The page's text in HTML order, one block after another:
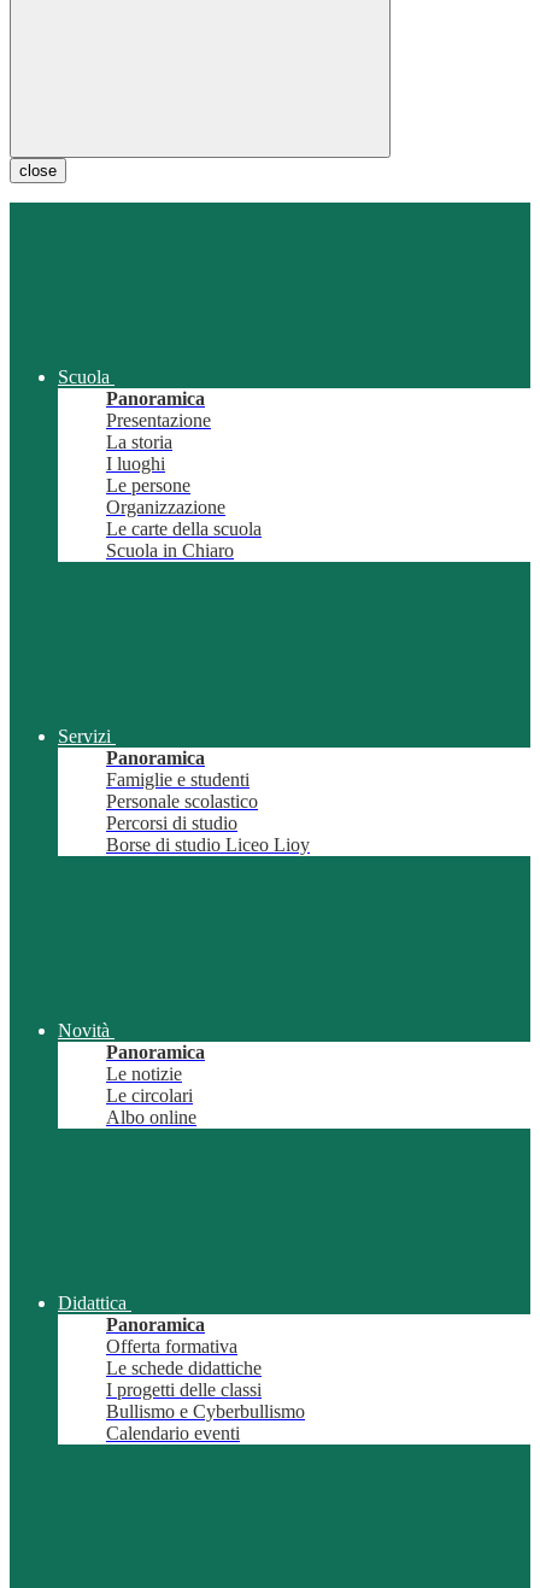
close
Scuola
Panoramica
Presentazione
La storia
I luoghi
Le persone
Organizzazione
Le carte della scuola
Scuola in Chiaro
Servizi
Panoramica
Famiglie e studenti
Personale scolastico
Percorsi di studio
Borse di studio Liceo Lioy
Novità
Panoramica
Le notizie
Le circolari
Albo online
Didattica
Panoramica
Offerta formativa
Le schede didattiche
I progetti delle classi
Bullismo e Cyberbullismo
Calendario eventi